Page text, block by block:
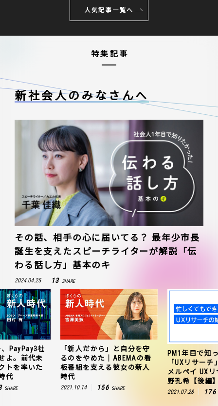
人気記事一覧へ
特集記事
新社会人のみなさんへ
その話、相手の心に届いてる？ 最年少市長
誕生を支えたスピーチライターが解説「伝
わる話し方」基本のキ
2024.04.25 13 SHARE
PayPay3社
よ。前代未
トを率いた
代
SHARE
「新人だから」と自分を守
るのをやめた｜ABEMAの看
板番組を支える彼女の新人
時代
2021.10.14 156 SHARE
PM1年目で知
「UXリサー
メルペイ UX
野孔希【後編
2021.07.28 176